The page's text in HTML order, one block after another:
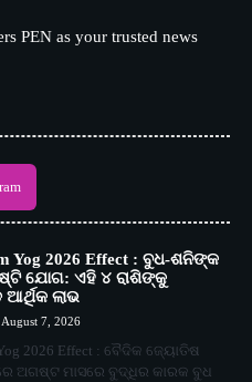
PEN as your trusted news
Yog 2026 Effect : ବୁଧ-ଶନିଙ୍କ
ଯୋଗ: ଏହି ୪ ରାଶିଙ୍କୁ
ଆର୍ଥିକ ଲାଭ
August 7, 2026
Yog 2026 Effect : ବୈଦିକ ଜ୍ୟୋତିଷ
ଅଗଷ୍ଟ ମାସରେ ବୁଦ୍ଧିର କାରକ ବୁଧ